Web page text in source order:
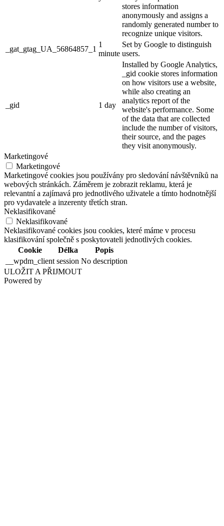
stores information
anonymously and assigns a
randomly generated number to
recognize unique visitors.
_gat_gtag_UA_56864857_1
1
minute
Set by Google to distinguish
users.
_gid 1 day
Installed by Google Analytics,
_gid cookie stores information
on how visitors use a website,
while also creating an
analytics report of the
website's performance. Some
of the data that are collected
include the number of visitors,
their source, and the pages
they visit anonymously.
Marketingové
Marketingové
Marketingové cookies jsou používány pro sledování návštěvníků na
webových stránkách. Záměrem je zobrazit reklamu, která je
relevantní a zajímavá pro jednotlivého uživatele a tímto hodnotnější
pro vydavatele a inzerenty třetích stran.
Neklasifikované
Neklasifikované
Neklasifikované cookies jsou cookies, které máme v procesu
klasifikování společně s poskytovateli jednotlivých cookies.
Cookie
Délka
Popis
__wpdm_client session No description
ULOŽIT A PŘIJMOUT
Powered by